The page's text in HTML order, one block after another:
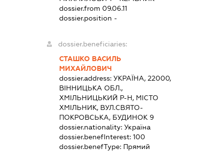
dossier.from 09.06.11
dossier.position -
dossier.beneficiaries:
СТАШКО ВАСИЛЬ
МИХАЙЛОВИЧ
dossier.address: УКРАЇНА, 22000,
ВІННИЦЬКА ОБЛ.,
ХМІЛЬНИЦЬКИЙ Р-Н, МІСТО
ХМІЛЬНИК, ВУЛ.СВЯТО-
ПОКРОВСЬКА, БУДИНОК 9
dossier.nationality: Україна
dossier.benefInterest: 100
dossier.benefType: Прямий